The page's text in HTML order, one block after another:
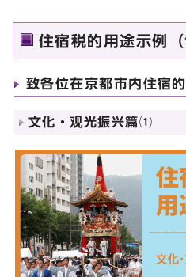
住宿税的用途示例（
致各位在京都市内住宿
文化・观光振兴篇⑴